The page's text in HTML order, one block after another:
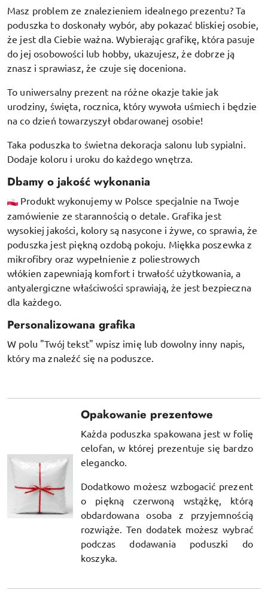
Masz problem ze znalezieniem idealnego prezentu? Ta
poduszka to doskonały wybór, aby pokazać bliskiej osobie,
że jest dla Ciebie ważna. Wybierając grafikę, która pasuje
do jej osobowości lub hobby, ukazujesz, że dobrze ją
znasz i sprawiasz, że czuje się doceniona.
To uniwersalny prezent na różne okazje takie jak
urodziny, święta, rocznica, który wywoła uśmiech i będzie
na co dzień towarzyszył obdarowanej osobie!
Taka poduszka to świetna dekoracja salonu lub sypialni.
Dodaje koloru i uroku do każdego wnętrza.
Dbamy o jakość wykonania
Produkt wykonujemy w Polsce specjalnie na Twoje
zamówienie ze starannością o detale. Grafika jest
wysokiej jakości, kolory są nasycone i żywe, co sprawia, że
poduszka jest piękną ozdobą pokoju. Miękka poszewka z
mikrofibry oraz wypełnienie z poliestrowych
włókien zapewniają komfort i trwałość użytkowania, a
antyalergiczne właściwości sprawiają, że jest bezpieczna
dla każdego.
Personalizowana grafika
W polu "Twój tekst" wpisz imię lub dowolny inny napis,
który ma znaleźć się na poduszce.
Opakowanie prezentowe
Każda poduszka spakowana jest w folię
celofan, w której prezentuje się bardzo
elegancko.
Dodatkowo możesz wzbogacić prezent
o piękną czerwoną wstążkę, którą
obdardowana osoba z przyjemnością
rozwiąże. Ten dodatek możesz wybrać
podczas dodawania poduszki do
koszyka.